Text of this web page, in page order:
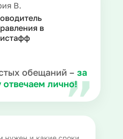
В.
в
обещаний – за
лично!